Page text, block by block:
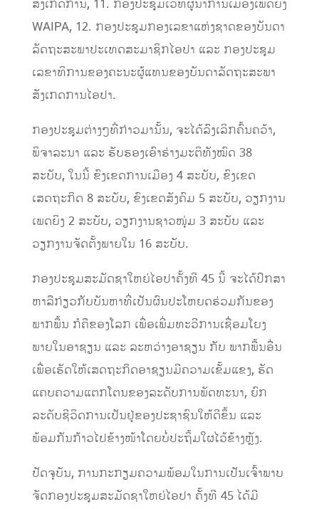
ສັງເກດການ, 11. ກອງປະຊຸມເວທີຜູ້ນຳການເມືອງເພດຍິງ
WAIPA, 12. ກອງປະຊຸມກອງເລຂາແຫ່ງຊາດຂອງບັນດາ
ລັດຖະສະພາປະເທດສະມາຊິກໄອປາ ແລະ ກອງປະຊຸມ
ເລຂາທິການຂອງຄະນະຜູ້ແທນຂອງບັນດາລັດຖະສະພາ
ສັງເກດການໄອປາ.
ກອງປະຊຸມຕ່າງໆທີ່ກ່າວມານັ້ນ, ຈະໄດ້ລົງເລິກຄົ້ນຄວ້າ,
ພິຈາລະນາ ແລະ ຮັບຮອງເອົາຮ່າງມະຕິທັງໝົດ 38
ສະບັບ, ໃນນີ້ ຂົງເຂດການເມືອງ 4 ສະບັບ, ຂົງເຂດ
ເສດຖະກິດ 8 ສະບັບ, ຂົງເຂດສັງຄົມ 5 ສະບັບ, ວຽກງານ
ເພດຍິງ 2 ສະບັບ, ວຽກງານຊາວໜຸ່ມ 3 ສະບັບ ແລະ
ວຽກງານຈັດຕັ້ງພາຍໃນ 16 ສະບັບ.
ກອງປະຊຸມສະມັດຊາໃຫຍ່ໄອປາຄັ້ງທີ 45 ນີ້ ຈະໄດ້ປຶກສາ
ຫາລືກ່ຽວກັບບັນຫາທີ່ເປັນຜົນປະໂຫຍດຮ່ວມກັນຂອງ
ພາກພື້ນ ກໍຄືຂອງໂລກ ເພື່ອເພີ່ມທະວີການເຊື່ອມໂຍງ
ພາຍໃນອາຊຽນ ແລະ ລະຫວ່າງອາຊຽນ ກັບ ພາກພື້ນອື່ນ
ເພື່ອເຮັດໃຫ້ເສດຖະກິດອາຊຽນມີຄວາມເຂັ້ມແຂງ, ຮັດ
ແຄບຄວາມແຕກໂຕນຂອງລະດັບການພັດທະນາ, ຍົກ
ລະດັບຊີວິດການເປັນຢູ່ຂອງປະຊາຊົນໃຫ້ດີຂຶ້ນ ແລະ
ພ້ອມກັນກ້າວໄປຂ້າງໜ້າໂດຍບໍ່ປະຖິ້ມໃຜໄວ້ຂ້າງຫຼັງ.
ປັດຈຸບັນ, ການກະກຽມຄວາມພ້ອມໃນການເປັນເຈົ້າພາບ
ຈັດກອງປະຊຸມສະມັດຊາໃຫຍ່ໄອປາ ຄັ້ງທີ 45 ໄດ້ມີ